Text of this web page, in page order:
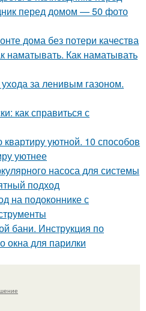
перед домом — 50 фото
дома без потери качества
наматывать. Как наматывать
за ленивым газоном.
как справиться с
квартиру уютной. 10 способов
уютнее
насоса для системы
подход
на подоконнике с
бани. Инструкция по
окна для парилки